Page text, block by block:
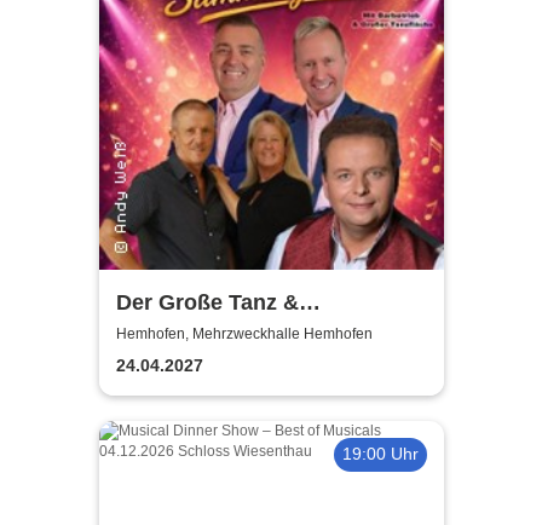
Der Große Tanz &
Stimmungsabend |
Mehrzweckhalle Hemhofen
Hemhofen, Mehrzweckhalle Hemhofen
24.04.2027
19:00 Uhr